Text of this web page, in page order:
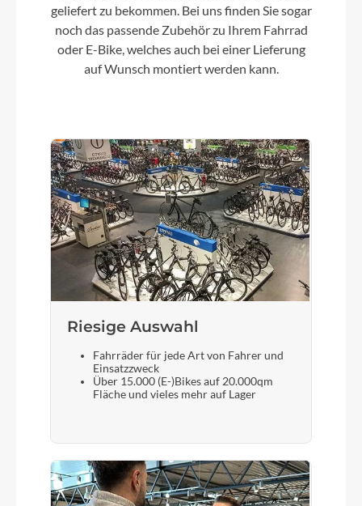
Vorderrad Nabe
Forumula CL-811
Scheinwerfer
MonkeyLink Kurvenlicht 30 Lux
Akku
Bosch PowerTube (Smart System) 800
Laufradgröße
29 Zoll
Schalthebel
Bremshebel
TRP HD-M807
geliefert zu bekommen. Bei uns finden Sie sogar
noch das passende Zubehör zu Ihrem Fahrrad
oder E-Bike, welches auch bei einer Lieferung
auf Wunsch montiert werden kann.
Riesige Auswahl
Fahrräder für jede Art von Fahrer und
Einsatzzweck
Über 15.000 (E-)Bikes auf 20.000qm
Fläche und vieles mehr auf Lager